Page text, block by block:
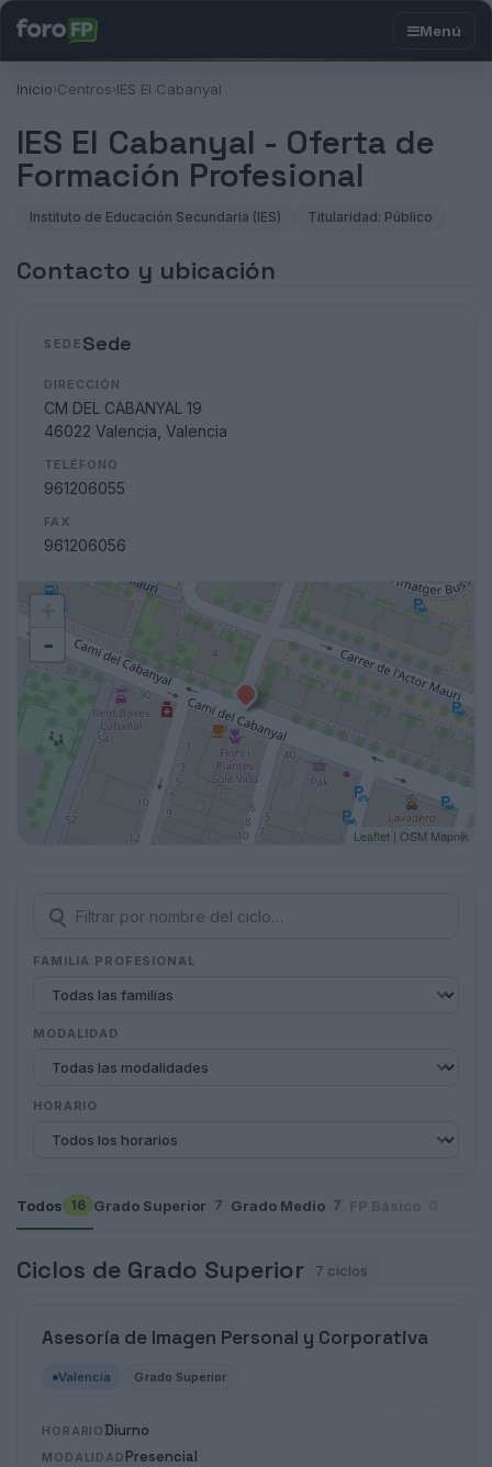
Inicio›Centros›IES El Cabanyal
IES El Cabanyal - Oferta de
Formación Profesional
Instituto de Educación Secundaria (IES) Titularidad: Público
Contacto y ubicación
SEDE Sede
DIRECCIÓN
CM DEL CABANYAL 19
46022 Valencia, Valencia
TELÉFONO
961206055
FAX
961206056
-
Leaflet | OSM Mapnik
FAMILIA PROFESIONAL
MODALIDAD
HORARIO
Todos 16 Grado Superior 7 Grado Medio 7 FP Básico
Ciclos de Grado Superior 7 ciclos
Asesoría de Imagen Personal y Corporativa
Valencia Grado Superior
HORARIO Diurno
MODALIDAD Presencial